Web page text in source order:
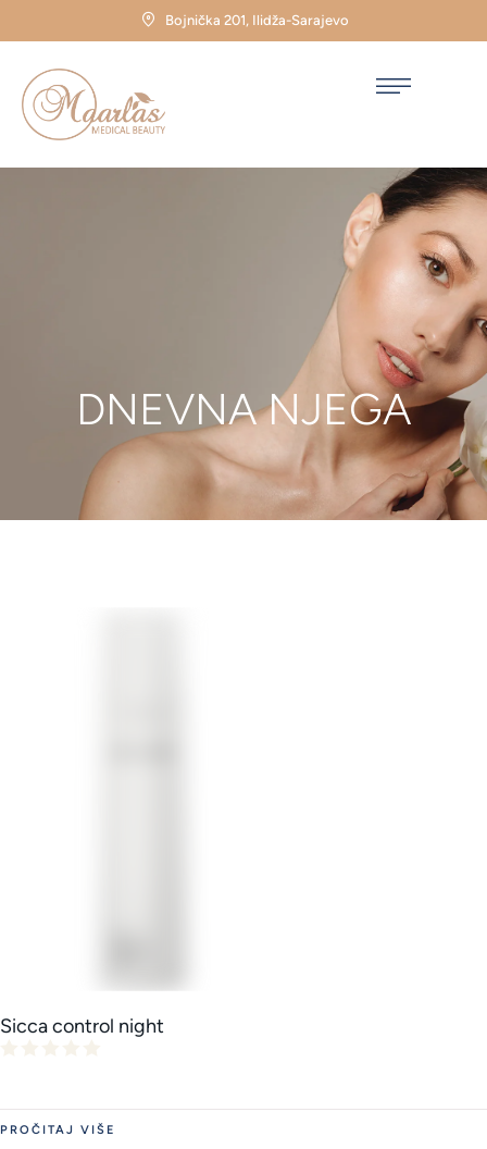
Bojnička 201, Ilidža-Sarajevo
DNEVNA NJEGA
Sicca control night
PROČITAJ VIŠE